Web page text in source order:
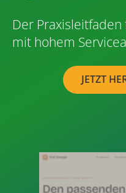
Der
mit hohem
JETZT